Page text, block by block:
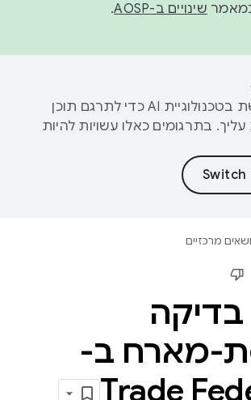
שינויים ב-AOSP .
‫Google משתמשת בטכנולוגיית AI כדי לתרגם תוכן
בתרגומים כאלו עשויות להיות
מרכזיים
מארח ב-
Trade